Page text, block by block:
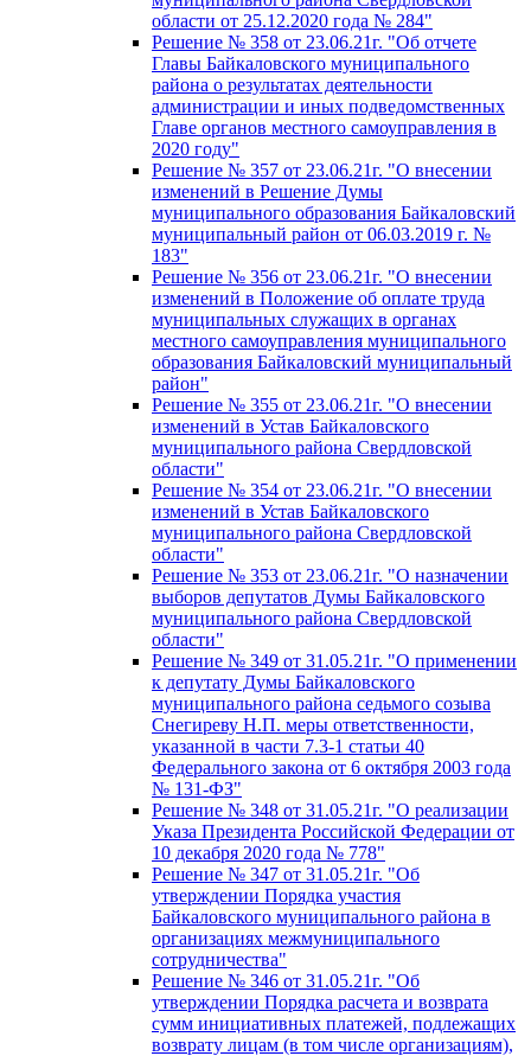
области от 25.12.2020 года № 284"
Решение № 358 от 23.06.21г. "Об отчете
Главы Байкаловского муниципального
района о результатах деятельности
администрации и иных подведомственных
Главе органов местного самоуправления в
2020 году"
Решение № 357 от 23.06.21г. "О внесении
изменений в Решение Думы
муниципального образования Байкаловский
муниципальный район от 06.03.2019 г. №
183"
Решение № 356 от 23.06.21г. "О внесении
изменений в Положение об оплате труда
муниципальных служащих в органах
местного самоуправления муниципального
образования Байкаловский муниципальный
район"
Решение № 355 от 23.06.21г. "О внесении
изменений в Устав Байкаловского
муниципального района Свердловской
области"
Решение № 354 от 23.06.21г. "О внесении
изменений в Устав Байкаловского
муниципального района Свердловской
области"
Решение № 353 от 23.06.21г. "О назначении
выборов депутатов Думы Байкаловского
муниципального района Свердловской
области"
Решение № 349 от 31.05.21г. "О применении
к депутату Думы Байкаловского
муниципального района седьмого созыва
Снегиреву Н.П. меры ответственности,
указанной в части 7.3-1 статьи 40
Федерального закона от 6 октября 2003 года
№ 131-ФЗ"
Решение № 348 от 31.05.21г. "О реализации
Указа Президента Российской Федерации от
10 декабря 2020 года № 778"
Решение № 347 от 31.05.21г. "Об
утверждении Порядка участия
Байкаловского муниципального района в
организациях межмуниципального
сотрудничества"
Решение № 346 от 31.05.21г. "Об
утверждении Порядка расчета и возврата
сумм инициативных платежей, подлежащих
возврату лицам (в том числе организациям),